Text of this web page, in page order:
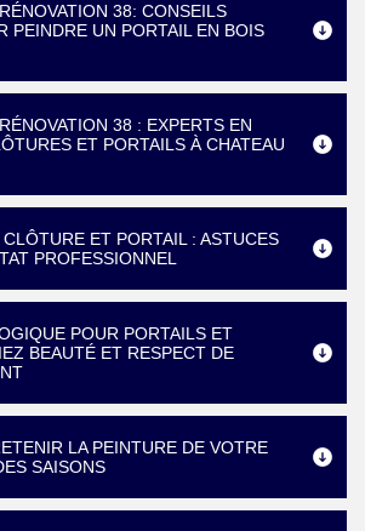
38: CONSEILS
PEINDRE UN PORTAIL EN BOIS
38 : EXPERTS EN
ET PORTAILS À CHATEAU
ET PORTAIL : ASTUCES
PROFESSIONNEL
POUR PORTAILS ET
BEAUTÉ ET RESPECT DE
LA PEINTURE DE VOTRE
SAISONS